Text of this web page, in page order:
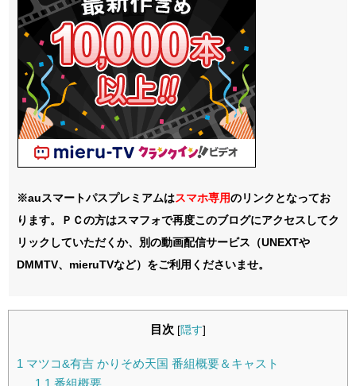
※auスマートパスプレミアムはスマホ専用のリンクとなってお
ります。ＰＣの方はスマフォで再度このブログにアクセスしてク
リックしていただくか、別の動画配信サービス（UNEXTや
DMMTV、mieruTVなど）をご利用くださいませ。
目次 [隠す]
1 マツコ&有吉 かりそめ天国 番組概要＆キャスト
1.1 番組概要